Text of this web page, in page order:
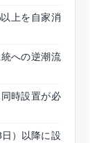
上を自家消
への逆潮流
時設置が必
）以降に設